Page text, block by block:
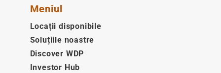
Meniul
Locații disponibile
Soluțiile noastre
Discover WDP
Investor Hub